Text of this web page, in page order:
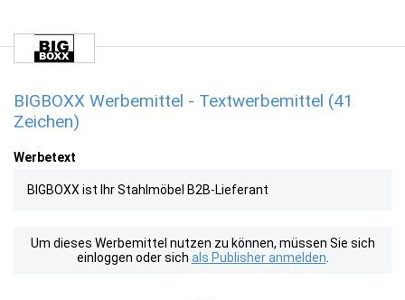
BIGBOXX Werbemittel - Textwerbemittel (41
Zeichen)
Werbetext
BIGBOXX ist Ihr Stahlmöbel B2B-Lieferant
Um dieses Werbemittel nutzen zu können, müssen Sie sich
einloggen oder sich als Publisher anmelden